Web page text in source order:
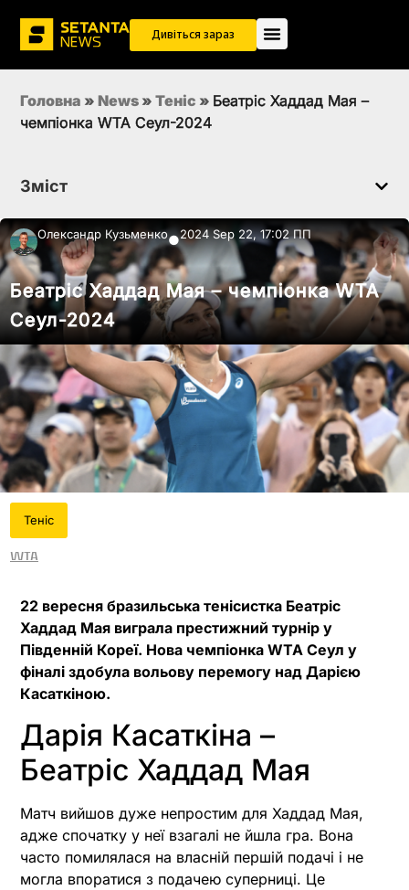
Дивіться зараз
Головна » News » Теніс » Беатріс Хаддад Мая –
чемпіонка WTA Сеул-2024
Зміст
Олександр Кузьменко●2024 Sep 22, 17:02 ПП
Беатріс Хаддад Мая – чемпіонка WTA
Сеул-2024
Теніс
WTA
22 вересня бразильська тенісистка Беатріс
Хаддад Мая виграла престижний турнір у
Південній Кореї. Нова чемпіонка WTA Сеул у
фіналі здобула вольову перемогу над Дарією
Касаткіною.
Дарія Касаткіна –
Беатріс Хаддад Мая
Матч вийшов дуже непростим для Хаддад Мая,
адже спочатку у неї взагалі не йшла гра. Вона
часто помилялася на власній першій подачі і не
могла впоратися з подачею суперниці. Це